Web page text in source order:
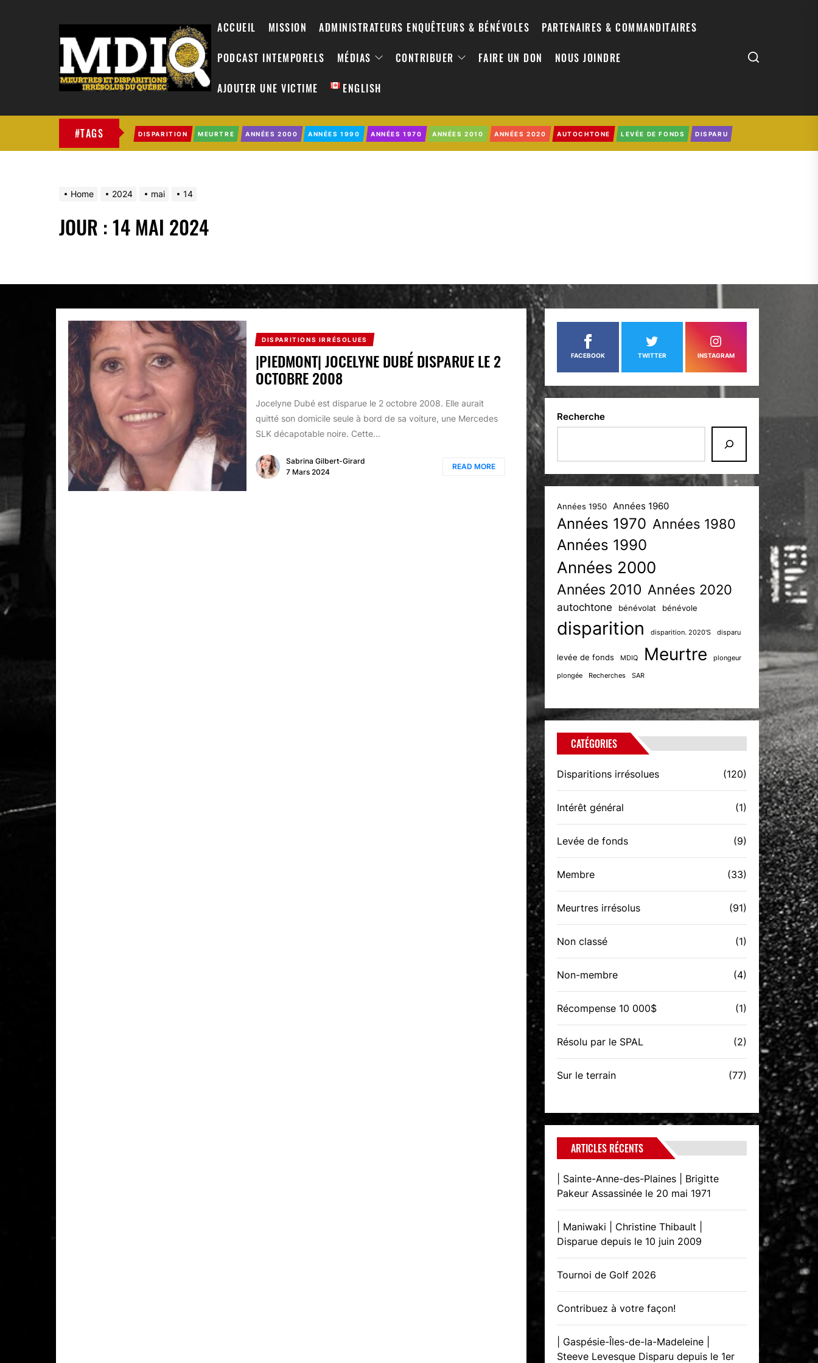
ACCUEIL MISSION ADMINISTRATEURS ENQUÊTEURS & BÉNÉVOLES PARTENAIRES & COMMANDITAIRES
PODCAST INTEMPORELS MÉDIAS CONTRIBUER FAIRE UN DON NOUS JOINDRE
AJOUTER UNE VICTIME ENGLISH
#TAGS DISPARITION MEURTRE ANNÉES 2000 ANNÉES 1990 ANNÉES 1970 ANNÉES 2010 ANNÉES 2020 AUTOCHTONE LEVÉE DE FONDS DISPARU
Home 2024 mai 14
JOUR :14 MAI 2024
DISPARITIONS IRRÉSOLUES
|PIEDMONT| JOCELYNE DUBÉ DISPARUE LE 2
OCTOBRE 2008
Jocelyne Dubé est disparue le 2 octobre 2008. Elle aurait
quitté son domicile seule à bord de sa voiture, une Mercedes
SLK décapotable noire. Cette...
Sabrina Gilbert-Girard
7 Mars 2024
READ MORE
FACEBOOK TWITTER INSTAGRAM
Recherche
Années 1950 Années 1960
Années 1970 Années 1980
Années 1990
Années 2000
Années 2010 Années 2020
autochtone bénévolat bénévole
disparition disparition. 2020'S disparu
levée de fonds MDIQ Meurtre plongeur
plongée Recherches SAR
CATÉGORIES
Disparitions irrésolues (120)
Intérêt général (1)
Levée de fonds (9)
Membre (33)
Meurtres irrésolus (91)
Non classé (1)
Non-membre (4)
Récompense 10 000$ (1)
Résolu par le SPAL (2)
Sur le terrain (77)
ARTICLES RÉCENTS
| Sainte-Anne-des-Plaines | Brigitte
Pakeur Assassinée le 20 mai 1971
| Maniwaki | Christine Thibault |
Disparue depuis le 10 juin 2009
Tournoi de Golf 2026
Contribuez à votre façon!
| Gaspésie-Îles-de-la-Madeleine |
Steeve Levesque Disparu depuis le 1er